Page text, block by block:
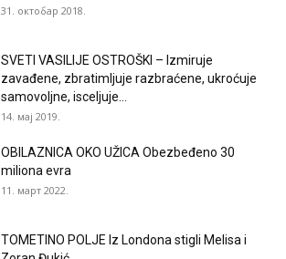
31. октобар 2018.
SVETI VASILIJE OSTROŠKI – Izmiruje
zavađene, zbratimljuje razbraćene, ukroćuje
samovoljne, isceljuje...
14. мај 2019.
OBILAZNICA OKO UŽICA Obezbeđeno 30
miliona evra
11. март 2022.
TOMETINO POLJE Iz Londona stigli Melisa i